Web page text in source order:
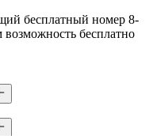
бесплатный номер 8-
бесплатно